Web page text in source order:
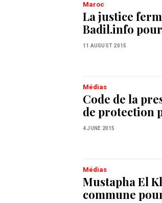
Maroc
La justice
Badil.info
11 AUGUST 2015
Médias
Code de la
de protection
4 JUNE 2015
Médias
Mustapha El
commune